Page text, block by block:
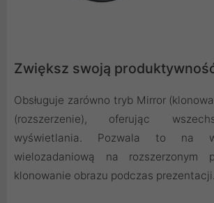
Zwiększ swoją
Obsługuje zarówno tryb Mirror
(rozszerzenie), oferując
wyświetlania. Pozwala to na
wielozadaniową na rozszerzonym
klonowanie obrazu podczas prezentacji.